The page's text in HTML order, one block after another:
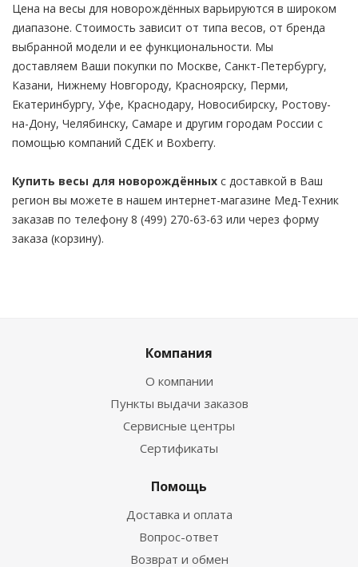
Цена на весы для новорождённых варьируются в широком
диапазоне. Стоимость зависит от типа весов, от бренда
выбранной модели и ее функциональности. Мы
доставляем Ваши покупки по Москве, Санкт-Петербургу,
Казани, Нижнему Новгороду, Красноярску, Перми,
Екатеринбургу, Уфе, Краснодару, Новосибирску, Ростову-
на-Дону, Челябинску, Самаре и другим городам России с
помощью компаний СДЕК и Boxberry.
Купить весы для новорождённых с доставкой в Ваш
регион вы можете в нашем интернет-магазине Мед-Техник
заказав по телефону 8 (499) 270-63-63 или через форму
заказа (корзину).
Компания
О компании
Пункты выдачи заказов
Сервисные центры
Сертификаты
Помощь
Доставка и оплата
Вопрос-ответ
Возврат и обмен